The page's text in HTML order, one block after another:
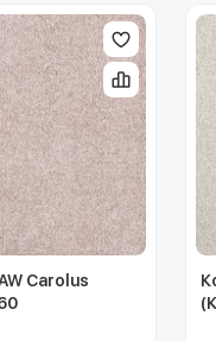
Carolus